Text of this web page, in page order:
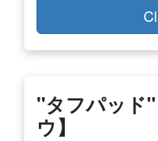
"タフパッド
ウ】